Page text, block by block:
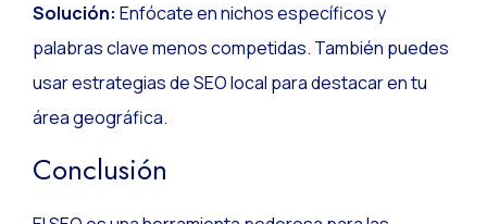
Solución: Enfócate en nichos específicos y
palabras clave menos competidas. También puedes
usar estrategias de SEO local para destacar en tu
área geográfica.
Conclusión